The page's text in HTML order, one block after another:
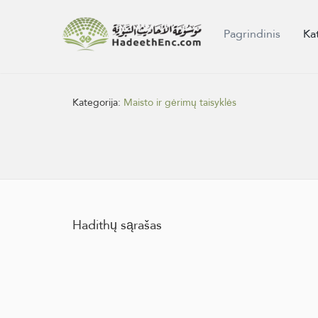
Pagrindinis
Kategorija: Maisto ir gėrimų taisyklės
Hadithų sąrašas